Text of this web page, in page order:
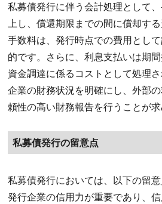
私募債発行に伴う会計処理として
上し、償還期限までの間に償却す
手数料は、発行時点での費用とし
的です。さらに、利息支払いは期間
資金調達に係るコストとして処理さ
企業の財務状況を明確にし、外部
頼性の高い財務報告を行うことが求
私募債発行の留意点
私募債発行においては、以下の留意
発行企業の信用力が重要であり、